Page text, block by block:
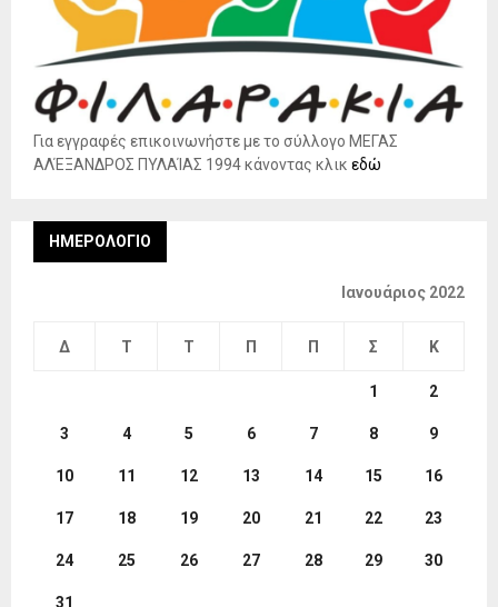
Για εγγραφές επικοινωνήστε με το σύλλογο ΜΕΓΑΣ
ΑΛΈΞΑΝΔΡΟΣ ΠΥΛΑΊΑΣ 1994 κάνοντας κλικ εδώ
ΗΜΕΡΟΛΌΓΙΟ
Ιανουάριος 2022
Δ Τ Τ Π Π Σ Κ
1 2
3 4 5 6 7 8 9
10 11 12 13 14 15 16
17 18 19 20 21 22 23
24 25 26 27 28 29 30
31